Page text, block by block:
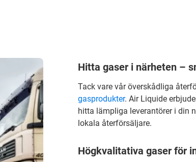
Hitta gaser i närheten –
Tack vare vår överskådliga
gasprodukter. Air Liquide
hitta lämpliga leverantörer i din
lokala återförsäljare.
Högkvalitativa gaser för